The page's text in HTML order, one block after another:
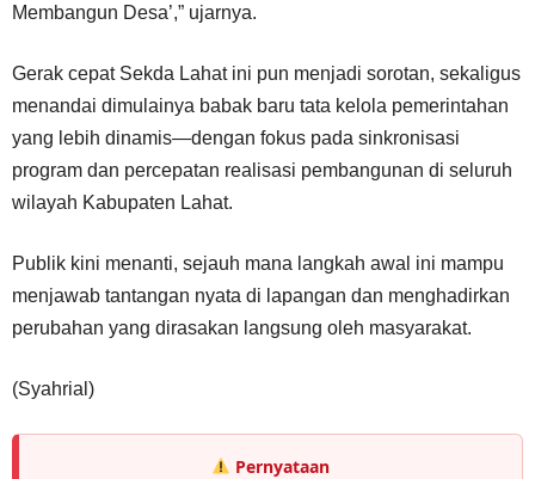
Membangun Desa’,” ujarnya.
Gerak cepat Sekda Lahat ini pun menjadi sorotan, sekaligus
menandai dimulainya babak baru tata kelola pemerintahan
yang lebih dinamis—dengan fokus pada sinkronisasi
program dan percepatan realisasi pembangunan di seluruh
wilayah Kabupaten Lahat.
Publik kini menanti, sejauh mana langkah awal ini mampu
menjawab tantangan nyata di lapangan dan menghadirkan
perubahan yang dirasakan langsung oleh masyarakat.
(Syahrial)
Pernyataan